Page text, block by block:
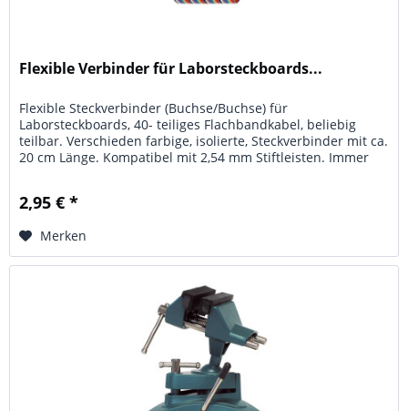
Flexible Verbinder für Laborsteckboards...
Flexible Steckverbinder (Buchse/Buchse) für
Laborsteckboards, 40- teiliges Flachbandkabel, beliebig
teilbar. Verschieden farbige, isolierte, Steckverbinder mit ca.
20 cm Länge. Kompatibel mit 2,54 mm Stiftleisten. Immer
2,95 € *
Merken